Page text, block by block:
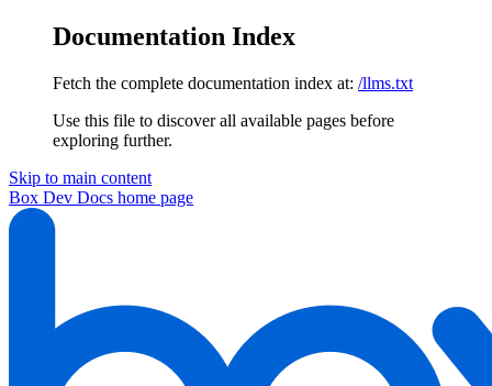
Documentation Index
Fetch the complete documentation index at: /llms.txt
Use this file to discover all available pages before
exploring further.
Skip to main content
Box Dev Docs home page